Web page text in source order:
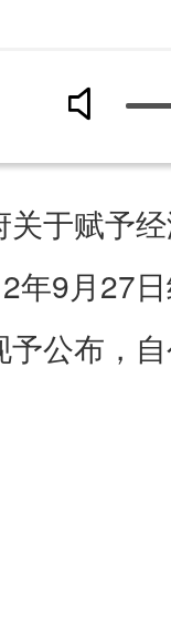
于赋予经
年9月27
公布，